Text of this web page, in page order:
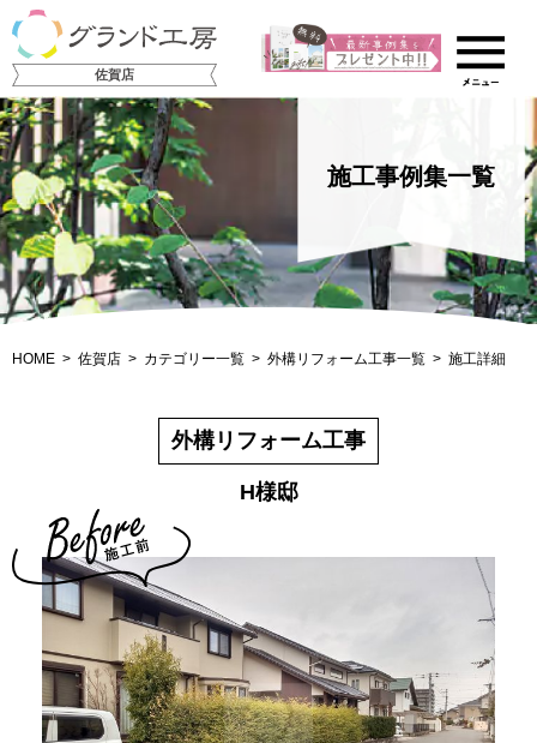
佐賀店
施工事例集一覧
HOME 佐賀店 カテゴリー一覧 外構リフォーム工事一覧 施工詳細
外構リフォーム工事
H様邸